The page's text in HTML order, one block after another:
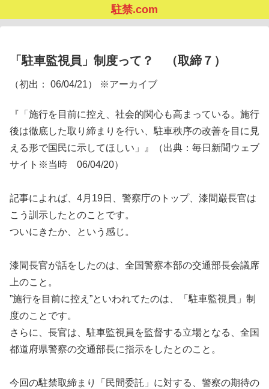
駐禁.com
「駐車監視員」制度って？ （取締７）
（初出： 06/04/21） ※アーカイブ
『「施行を目前に控え、社会的関心も高まっている。施行
後は徹底した取り締まりを行い、駐車秩序の改善を目に見
える形で国民に示してほしい」』（出典：毎日新聞ウェブ
サイト※当時 06/04/20）
記事によれば、4月19日、警察庁のトップ、漆間巌長官は
こう訓示したとのことです。
ついにきたか、という感じ。
漆間長官が話をしたのは、全国警察本部の交通部長会議席
上のこと。
”施行を目前に控え”といわれてたのは、「駐車監視員」制
度のことです。
さらに、長官は、駐車監視員を監督する立場となる、全国
都道府県警察の交通部長に指示をしたとのこと。
今回の駐禁取締まり「民間委託」に対する、警察の期待の